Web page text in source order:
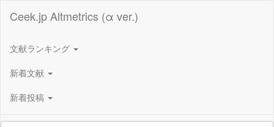
Ceek.jp Altmetrics (α ver.)
文献ランキング
新着文献
新着投稿